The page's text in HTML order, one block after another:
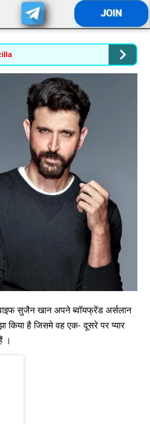
सुजैन खान अपने ब्वॉयफ्रेंड अर्सलान
किया है जिसमे वह एक- दूसरे पर प्यार
।